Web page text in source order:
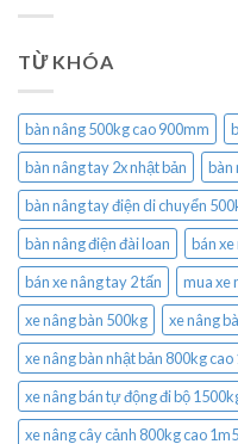
TỪ KHÓA
bàn nâng 500kg cao 900mm
bàn nâng tay 2x nhật bản
bàn
bàn nâng tay điện di chuyển
bàn nâng điện đài loan
bán xe
bán xe nâng tay 2 tấn
mua xe
xe nâng bàn 500kg
xe nâng
xe nâng bàn nhật bản 800kg cao
xe nâng bán tự động đi bộ
xe nâng cây cảnh 800kg cao 1m5